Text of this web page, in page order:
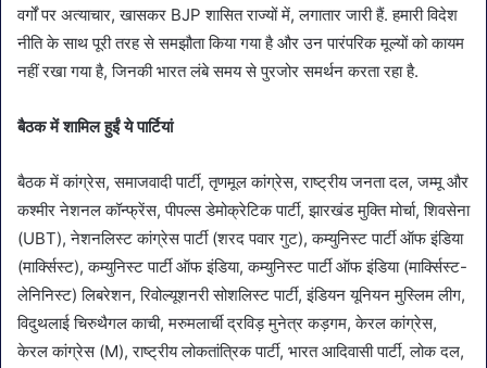
वर्गों पर अत्याचार, खासकर BJP शासित राज्यों में, लगातार जारी हैं. हमारी विदेश
नीति के साथ पूरी तरह से समझौता किया गया है और उन पारंपरिक मूल्यों को कायम
नहीं रखा गया है, जिनकी भारत लंबे समय से पुरजोर समर्थन करता रहा है.
बैठक में शामिल हुईं ये पार्टियां
बैठक में कांग्रेस, समाजवादी पार्टी, तृणमूल कांग्रेस, राष्ट्रीय जनता दल, जम्मू और
कश्मीर नेशनल कॉन्फ्रेंस, पीपल्स डेमोक्रेटिक पार्टी, झारखंड मुक्ति मोर्चा, शिवसेना
(UBT), नेशनलिस्ट कांग्रेस पार्टी (शरद पवार गुट), कम्युनिस्ट पार्टी ऑफ इंडिया
(मार्क्सिस्ट), कम्युनिस्ट पार्टी ऑफ इंडिया, कम्युनिस्ट पार्टी ऑफ इंडिया (मार्क्सिस्ट-
लेनिनिस्ट) लिबरेशन, रिवोल्यूशनरी सोशलिस्ट पार्टी, इंडियन यूनियन मुस्लिम लीग,
विदुथलाई चिरुथैगल काची, मरुमलार्ची द्रविड़ मुनेत्र कड़गम, केरल कांग्रेस,
केरल कांग्रेस (M), राष्ट्रीय लोकतांत्रिक पार्टी, भारत आदिवासी पार्टी, लोक दल,